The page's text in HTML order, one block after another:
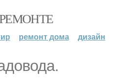
ремонт дома дизайн